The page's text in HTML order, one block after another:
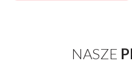
NASZE